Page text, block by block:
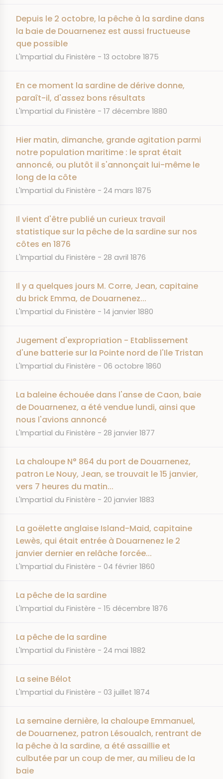
Depuis le 2 octobre, la pêche à la sardine dans
la baie de Douarnenez est aussi fructueuse
que possible
JOURNAL
L'Impartial du Finistère DATE
13 octobre 1875
En ce moment la sardine de dérive donne,
paraît-il, d'assez bons résultats
JOURNAL
L'Impartial du Finistère DATE
17 décembre 1880
Hier matin, dimanche, grande agitation parmi
notre population maritime : le sprat était
annoncé, ou plutôt il s'annonçait lui-même le
long de la côte
JOURNAL
L'Impartial du Finistère DATE
24 mars 1875
Il vient d'être publié un curieux travail
statistique sur la pêche de la sardine sur nos
côtes en 1876
JOURNAL
L'Impartial du Finistère DATE
28 avril 1876
Il y a quelques jours M. Corre, Jean, capitaine
du brick Emma, de Douarnenez...
JOURNAL
L'Impartial du Finistère DATE
14 janvier 1880
Jugement d'expropriation - Etablissement
d'une batterie sur la Pointe nord de l'Ile Tristan
JOURNAL
L'Impartial du Finistère DATE
06 octobre 1860
La baleine échouée dans l'anse de Caon, baie
de Douarnenez, a été vendue lundi, ainsi que
nous l'avions annoncé
JOURNAL
L'Impartial du Finistère DATE
28 janvier 1877
La chaloupe N° 864 du port de Douarnenez,
patron Le Nouy, Jean, se trouvait le 15 janvier,
vers 7 heures du matin...
JOURNAL
L'Impartial du Finistère DATE
20 janvier 1883
La goëlette anglaise Island-Maid, capitaine
Lewès, qui était entrée à Douarnenez le 2
janvier dernier en relâche forcée...
JOURNAL
L'Impartial du Finistère DATE
04 février 1860
La pêche de la sardine
JOURNAL
L'Impartial du Finistère DATE
15 décembre 1876
La pêche de la sardine
JOURNAL
L'Impartial du Finistère DATE
24 mai 1882
La seine Bélot
JOURNAL
L'Impartial du Finistère DATE
03 juillet 1874
La semaine dernière, la chaloupe Emmanuel,
de Douarnenez, patron Lésoualch, rentrant de
la pêche à la sardine, a été assaillie et
culbutée par un coup de mer, au milieu de la
baie